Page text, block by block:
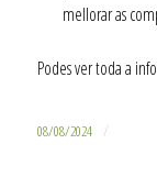
mellorar as
Podes ver toda a
08/08/2024 /